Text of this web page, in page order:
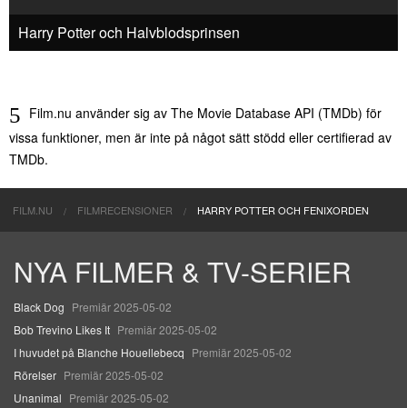
Harry Potter och Halvblodsprinsen
Film.nu använder sig av The Movie Database API (TMDb) för
vissa funktioner, men är inte på något sätt stödd eller certifierad av
TMDb.
FILM.NU FILMRECENSIONER HARRY POTTER OCH FENIXORDEN
NYA FILMER & TV-SERIER
Black Dog Premiär 2025-05-02
Bob Trevino Likes It Premiär 2025-05-02
I huvudet på Blanche Houellebecq Premiär 2025-05-02
Rörelser Premiär 2025-05-02
Unanimal Premiär 2025-05-02